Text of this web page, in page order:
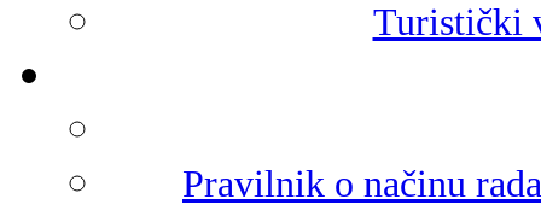
Turistički
Pravilnik o načinu